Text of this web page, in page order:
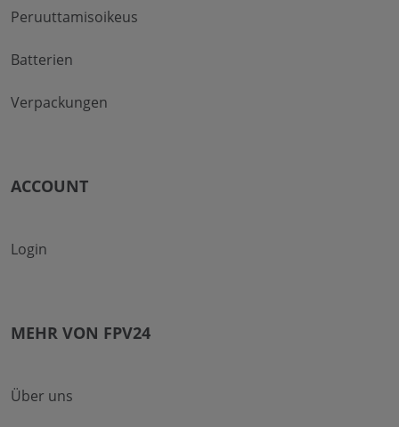
Peruuttamisoikeus
Batterien
Verpackungen
ACCOUNT
Login
MEHR VON FPV24
Über uns